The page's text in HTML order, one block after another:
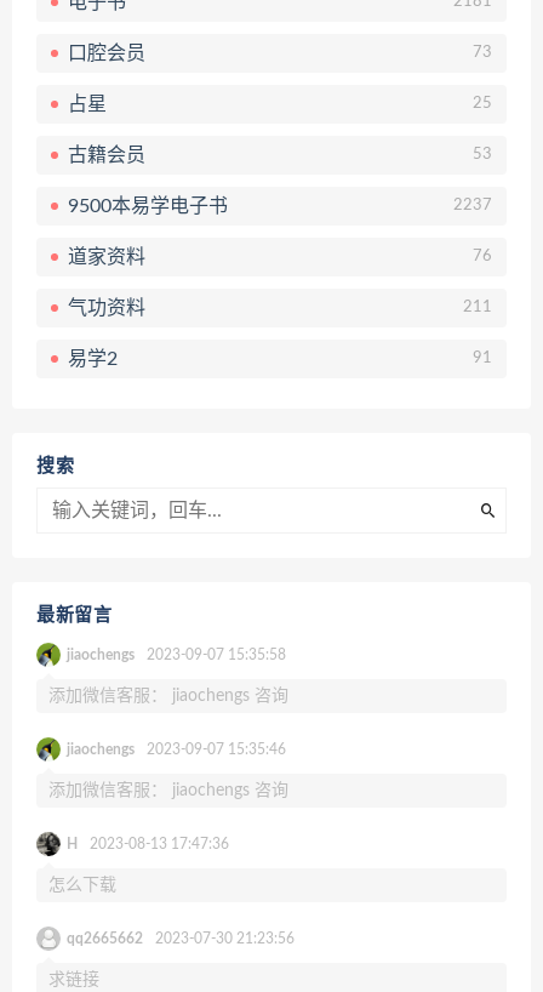
口腔会员 73
占星 25
古籍会员 53
9500本易学电子书 2237
道家资料 76
气功资料 211
易学2 91
搜索
最新留言
jiaochengs 2023-09-07 15:35:58
添加微信客服： jiaochengs 咨询
jiaochengs 2023-09-07 15:35:46
添加微信客服： jiaochengs 咨询
H 2023-08-13 17:47:36
怎么下载
qq2665662 2023-07-30 21:23:56
求链接